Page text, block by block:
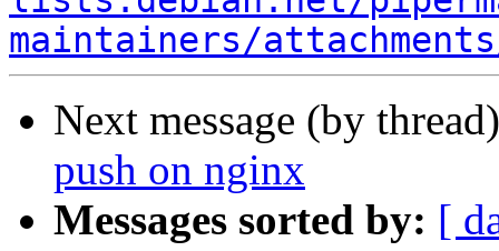
maintainers/
Next message (by
push on nginx
Messages sorted by: [